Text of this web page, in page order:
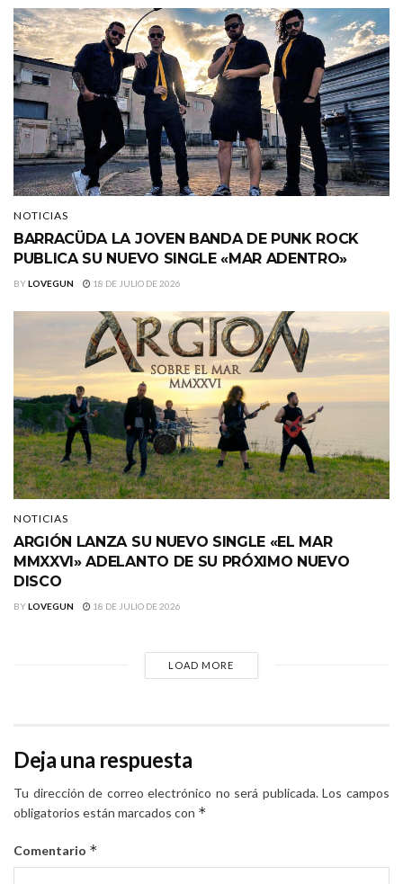
NOTICIAS
BARRACÜDA LA JOVEN BANDA DE PUNK ROCK
PUBLICA SU NUEVO SINGLE «MAR ADENTRO»
BYLOVEGUN 18 DE JULIO DE 2026
NOTICIAS
ARGIÓN LANZA SU NUEVO SINGLE «EL MAR
MMXXVI» ADELANTO DE SU PRÓXIMO NUEVO
DISCO
BYLOVEGUN 18 DE JULIO DE 2026
LOAD MORE
Deja una respuesta
Tu dirección de correo electrónico no será publicada. Los campos
obligatorios están marcados con *
Comentario *